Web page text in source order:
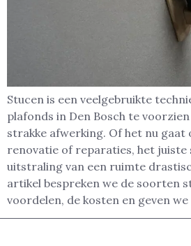
Stucen is een veelgebruikte
plafonds in Den Bosch te
strakke afwerking. Of het nu gaat
renovatie of reparaties, het juiste
uitstraling van een ruimte
artikel bespreken we de soorten
voordelen, de kosten en geven